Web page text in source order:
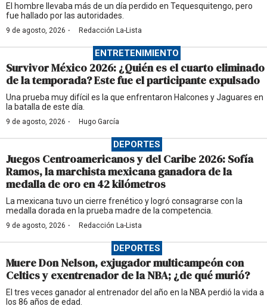
El hombre llevaba más de un día perdido en Tequesquitengo, pero
fue hallado por las autoridades.
9 de agosto, 2026 · Redacción La-Lista
ENTRETENIMIENTO
Survivor México 2026: ¿Quién es el cuarto eliminado
de la temporada? Este fue el participante expulsado
Una prueba muy difícil es la que enfrentaron Halcones y Jaguares en
la batalla de este día.
9 de agosto, 2026 · Hugo García
DEPORTES
Juegos Centroamericanos y del Caribe 2026: Sofía
Ramos, la marchista mexicana ganadora de la
medalla de oro en 42 kilómetros
La mexicana tuvo un cierre frenético y logró consagrarse con la
medalla dorada en la prueba madre de la competencia.
9 de agosto, 2026 · Redacción La-Lista
DEPORTES
Muere Don Nelson, exjugador multicampeón con
Celtics y exentrenador de la NBA; ¿de qué murió?
El tres veces ganador al entrenador del año en la NBA perdió la vida a
los 86 años de edad.